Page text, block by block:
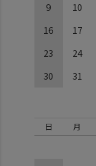
9
10
16
17
23
24
30
31
日 月